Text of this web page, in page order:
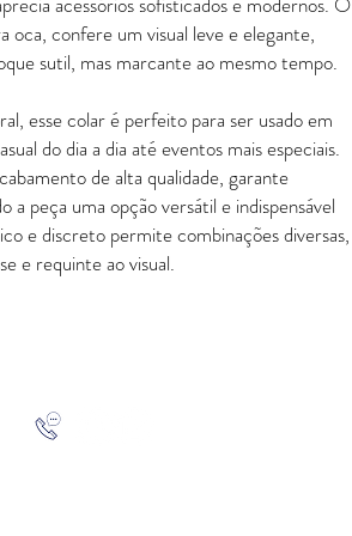
confere um visual leve e elegante,
sutil, mas marcante ao mesmo tempo.
esse colar é perfeito para ser usado em
do dia a dia até eventos mais especiais.
de alta qualidade, garante
peça uma opção versátil e indispensável
e discreto permite combinações diversas,
e requinte ao visual.